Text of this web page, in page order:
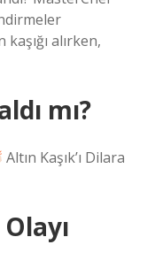
alırken,
mı?
Altın Kaşık’ı Dilara